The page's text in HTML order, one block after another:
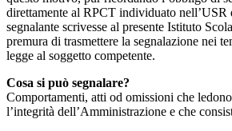
direttamente al RPCT individuato
segnalante scrivesse al presente Istituto
premura di trasmettere la segnalazione nei
legge al soggetto competente.
Cosa si può segnalare?
Comportamenti, atti od omissioni che
l’integrità dell’Amministrazione e che